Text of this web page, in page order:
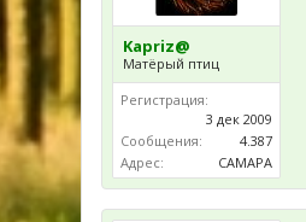
Kapriz@
Матёрый птиц
Регистрация:
3 дек 2009
Сообщения:
4.387
Адрес:
САМАРА